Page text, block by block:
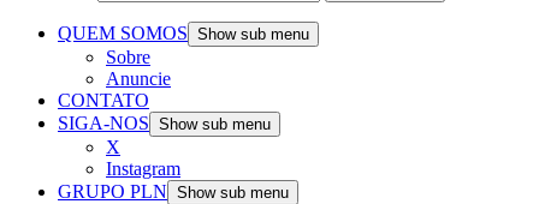
QUEM SOMOS Show sub menu
Sobre
Anuncie
CONTATO
SIGA-NOS Show sub menu
X
Instagram
GRUPO PLN Show sub menu